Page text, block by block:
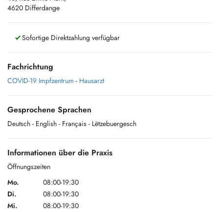
4620 Differdange
Sofortige Direktzahlung verfügbar
Fachrichtung
COVID-19 Impfzentrum - Hausarzt
Gesprochene Sprachen
Deutsch - English - Français - Lëtzebuergesch
Informationen über die Praxis
Öffnungszeiten
Mo.
08:00-19:30
Di.
08:00-19:30
Mi.
08:00-19:30